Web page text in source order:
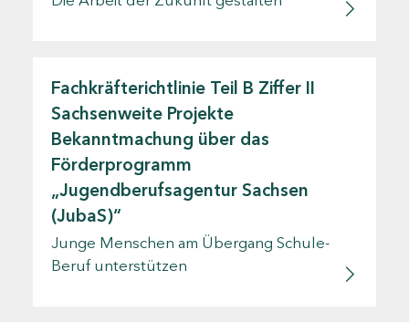
Fachkräfterichtlinie Teil B Ziffer II
Sachsenweite Projekte
Bekanntmachung über das
Förderprogramm
„Jugendberufsagentur Sachsen
(JubaS)“
Junge Menschen am Übergang Schule-
Beruf unterstützen